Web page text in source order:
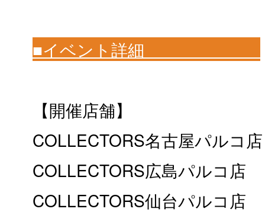
■イベント詳細
【開催店舗】
COLLECTORS名古屋パルコ店
COLLECTORS広島パルコ店
COLLECTORS仙台パルコ店